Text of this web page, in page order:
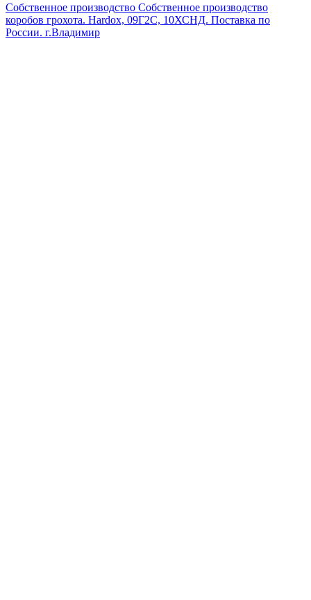
Собственное производство Собственное производство
коробов грохота. Hardox, 09Г2С, 10ХСНД. Поставка по
России. г.Владимир